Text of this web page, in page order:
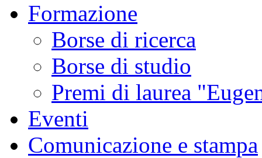
Formazione
Borse di ricerca
Borse di studio
Premi di laurea
Eventi
Comunicazione e stampa